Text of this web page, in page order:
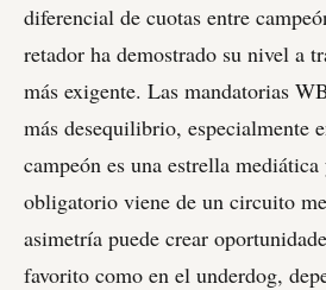
diferencial de cuotas entre
retador ha demostrado su nivel a
más exigente. Las mandatorias
más desequilibrio, especialmente
campeón es una estrella
obligatorio viene de un circuito
asimetría puede crear
favorito como en el underdog,